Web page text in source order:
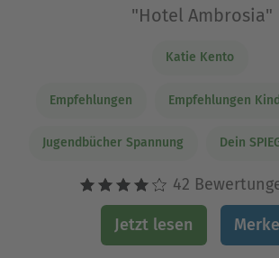
"Hotel Ambrosia"
Katie Kento
Empfehlungen Empfehlungen
Jugendbücher Spannung Dein
42
Jetzt lesen